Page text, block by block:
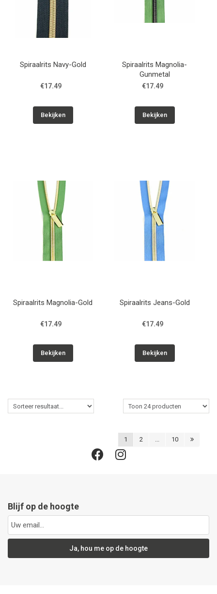
Spiraalrits Navy-Gold
€17.49
Bekijken
Spiraalrits Magnolia-
Gunmetal
€17.49
Bekijken
Spiraalrits Magnolia-Gold
€17.49
Bekijken
Spiraalrits Jeans-Gold
€17.49
Bekijken
1 2 ... 10
Blijf op de hoogte
Ja, hou me op de hoogte